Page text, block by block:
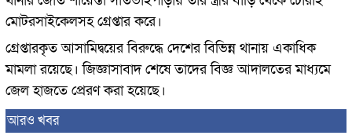
মোটরসাইকেলসহ গ্রেপ্তার করে।
গ্রেপ্তারকৃত আসামিদ্বয়ের বিরুদ্ধে দেশের বিভিন্ন থানায় একাধিক
মামলা রয়েছে। জিজ্ঞাসাবাদ শেষে তাদের বিজ্ঞ আদালতের মাধ্যমে
জেল হাজতে প্রেরণ করা হয়েছে।
আরও খবর